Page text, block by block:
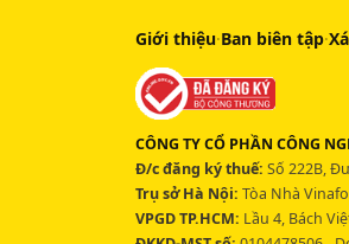
Giới thiệu·Ban biên tập·
CÔNG TY CỔ PHẦN CÔNG
Đ/c đăng ký thuế: Số 222B,
Trụ sở Hà Nội: Tòa Nhà
VPGD TP.HCM: Lầu 4, Bách